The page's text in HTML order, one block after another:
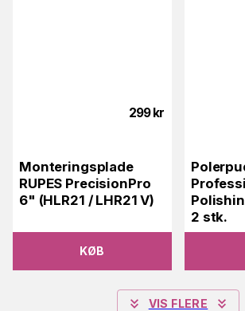
299 kr
Monteringsplade
RUPES PrecisionPro
6" (HLR21 / LHR21 V)
KØB
2 stk.
VIS FLERE